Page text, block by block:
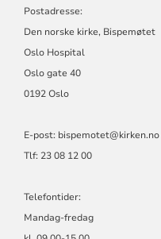
Postadresse:
Den norske kirke, Bispemøtet
Oslo Hospital
Oslo gate 40
0192 Oslo
E-post: bispemotet@kirken.no
Tlf: 23 08 12 00
Telefontider:
Mandag-fredag